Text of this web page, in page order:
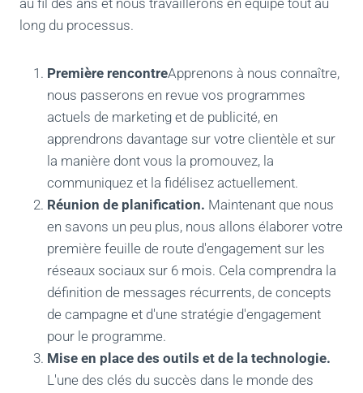
au fil des ans et nous travaillerons en équipe tout au
long du processus.
Première rencontreApprenons à nous connaître,
nous passerons en revue vos programmes
actuels de marketing et de publicité, en
apprendrons davantage sur votre clientèle et sur
la manière dont vous la promouvez, la
communiquez et la fidélisez actuellement.
Réunion de planification. Maintenant que nous
en savons un peu plus, nous allons élaborer votre
première feuille de route d'engagement sur les
réseaux sociaux sur 6 mois. Cela comprendra la
définition de messages récurrents, de concepts
de campagne et d'une stratégie d'engagement
pour le programme.
Mise en place des outils et de la technologie.
L'une des clés du succès dans le monde des